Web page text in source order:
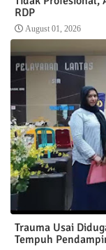
RDP
August 01, 2026
Trauma Usai
Tempuh